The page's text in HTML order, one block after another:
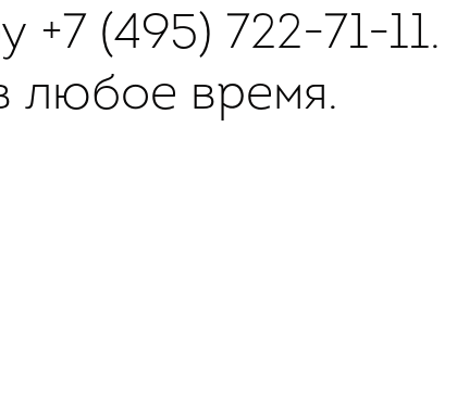
+7 (495) 722-71-11.
любое время.